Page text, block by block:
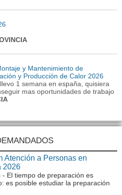
y Mantenimiento de
y Producción de Calor 2026
1 semana en españa, quisiera
mas oportunidades de trabajo
Atención a Personas en
2026
- El tiempo de preparación es
es posible estudiar la preparación